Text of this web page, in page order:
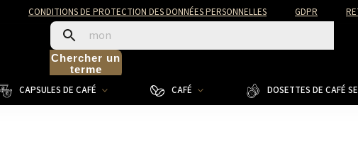
CONDITIONS DE PROTECTION DES DONNÉES PERSONNELLES GDPR
Chercher un
terme
CAPSULES DE CAFÉ CAFÉ DOSETTES DE CAFÉ